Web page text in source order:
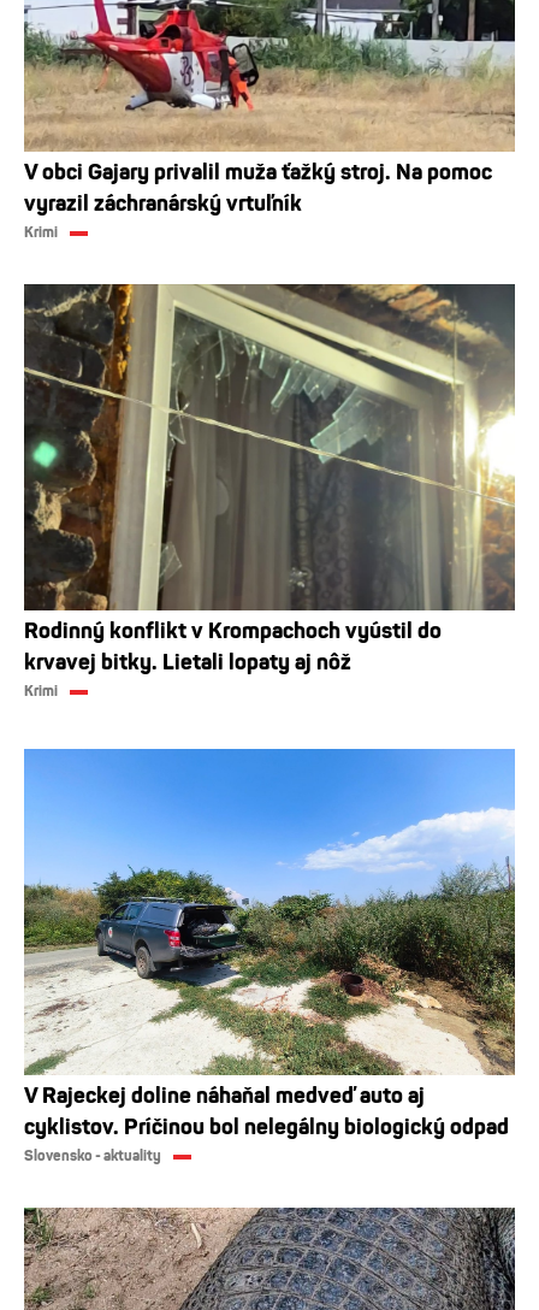
V obci Gajary privalil muža ťažký stroj. Na pomoc
vyrazil záchranárský vrtuľník
Krimi
Rodinný konflikt v Krompachoch vyústil do
krvavej bitky. Lietali lopaty aj nôž
Krimi
V Rajeckej doline náhaňal medveď auto aj
cyklistov. Príčinou bol nelegálny biologický odpad
Slovensko - aktuality